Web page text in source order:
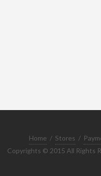
Home / Stores /
Copyrights © 2015 All Rights